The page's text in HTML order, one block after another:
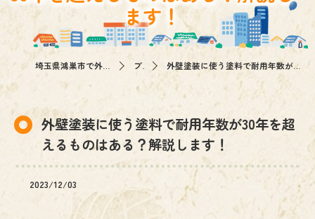
ます！
ブログ 外壁塗装に使う塗料で耐用年数が30年を超えるものはある？解説します！
外壁塗装に使う塗料で耐用年数が30年を超
えるものはある？解説します！
2023/12/03